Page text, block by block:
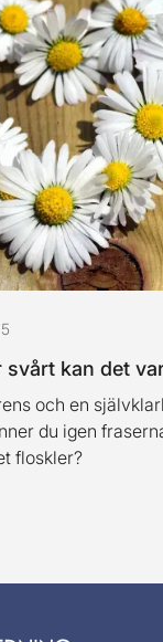
svårt kan det
och en
du igen
floskler?